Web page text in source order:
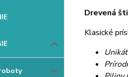
Drevená
Klasické